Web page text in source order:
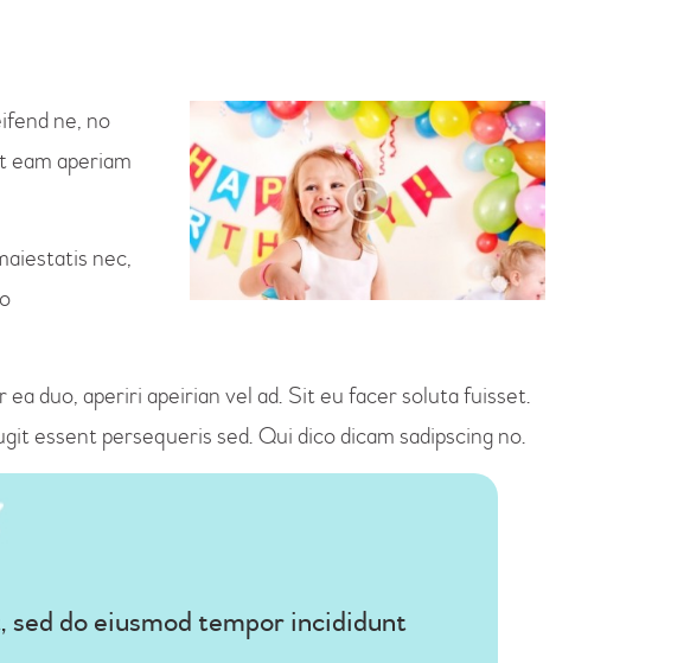
ne, no
eam aperiam
nec,
duo, aperiri apeirian vel ad. Sit eu facer soluta fuisset.
essent persequeris sed. Qui dico dicam sadipscing no.
do eiusmod tempor incididunt